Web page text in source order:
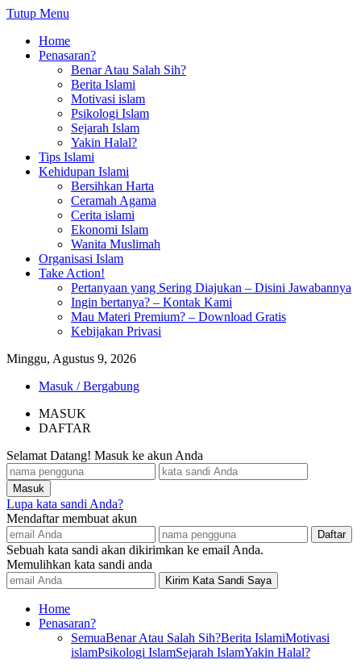
Tutup Menu
Home
Penasaran?
Benar Atau Salah Sih?
Berita Islami
Motivasi islam
Psikologi Islam
Sejarah Islam
Yakin Halal?
Tips Islami
Kehidupan Islami
Bersihkan Harta
Ceramah Agama
Cerita islami
Ekonomi Islam
Wanita Muslimah
Organisasi Islam
Take Action!
Pertanyaan yang Sering Diajukan – Disini Jawabannya
Ingin bertanya? – Kontak Kami
Mau Materi Premium? – Download Gratis
Kebijakan Privasi
Minggu, Agustus 9, 2026
Masuk / Bergabung
MASUK
DAFTAR
Selamat Datang! Masuk ke akun Anda
Lupa kata sandi Anda?
Mendaftar membuat akun
Sebuah kata sandi akan dikirimkan ke email Anda.
Memulihkan kata sandi anda
Home
Penasaran?
SemuaBenar Atau Salah Sih?Berita IslamiMotivasi
islamPsikologi IslamSejarah IslamYakin Halal?